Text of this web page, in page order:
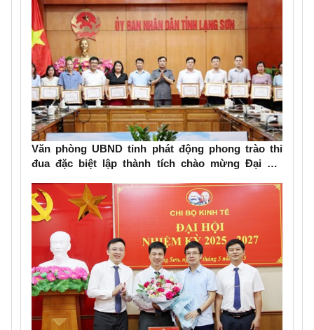
Văn phòng UBND tỉnh phát động phong trào thi
đua đặc biệt lập thành tích chào mừng Đại hội
lần thứ XVIII